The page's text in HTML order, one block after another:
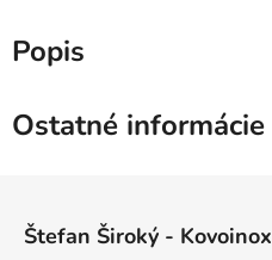
Popis
Ostatné informácie
Štefan Široký - Kovoinox